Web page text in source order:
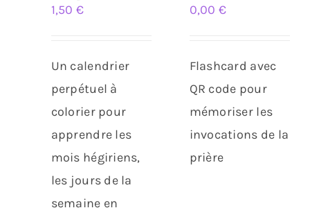
1,50€
Un calendrier
perpétuel à
colorier pour
apprendre les
mois hégiriens,
les jours de la
semaine en
PANIER0,00 €
Flashcard avec
QR code pour
mémoriser les
invocations de la
prière